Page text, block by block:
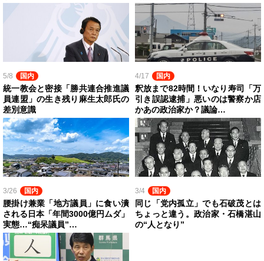
5/8 国内
統一教会と密接「勝共連合推進議
員連盟」の生き残り麻生太郎氏の
差別意識
4/17 国内
釈放まで82時間！いなり寿司「万
引き誤認逮捕」悪いのは警察か店
かあの政治家か？議論…
3/26 国内
腰掛け兼業「地方議員」に食い潰
される日本「年間3000億円ムダ」
実態…“痴呆議員”…
3/4 国内
同じ「党内孤立」でも石破茂とは
ちょっと違う。政治家・石橋湛山
の“人となり”